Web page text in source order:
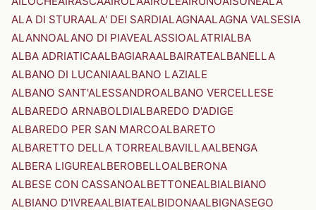
ALA DI STURAALA' DEI SARDIALAGNAALAGNA VALSESIA
ALANNOALANO DI PIAVEALASSIOALATRIALBA
ALBA ADRIATICAALBAGIARAALBAIRATEALBANELLA
ALBANO DI LUCANIAALBANO LAZIALE
ALBANO SANT'ALESSANDROALBANO VERCELLESE
ALBAREDO ARNABOLDIALBAREDO D'ADIGE
ALBAREDO PER SAN MARCOALBARETO
ALBARETTO DELLA TORREALBAVILLAALBENGA
ALBERA LIGUREALBEROBELLOALBERONA
ALBESE CON CASSANOALBETTONEALBIALBIANO
ALBIANO D'IVREAALBIATEALBIDONAALBIGNASEGO